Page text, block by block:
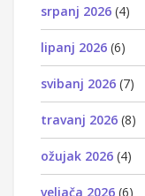
srpanj 2026 (4)
lipanj 2026 (6)
svibanj 2026 (7)
travanj 2026 (8)
ožujak 2026 (4)
veljača 2026 (6)